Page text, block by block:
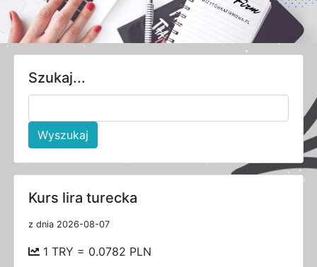
Szukaj...
Wyszukaj
Kurs lira turecka
z dnia 2026-08-07
1 TRY = 0.0782 PLN